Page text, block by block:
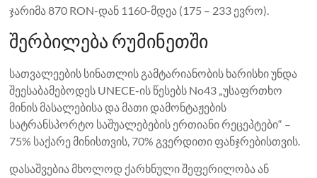
ჯარიმა 870 RON-დან 1160-მდეა (175 – 233 ევრო).
შერბილება რუმინეთში
სათვალეების სინათლის გამტარიანობის ხარისხი უნდა
შეესაბამებოდეს UNECE-ის წესებს No43 „უსაფრთხო
მინის მასალებისა და მათი დამონტაჟების
სატრანსპორტო საშუალებების ერთიანი რეცეპტები“ –
75% საქარე მინისთვის, 70% გვერდითი ფანჯრებისთვის.
დასაშვებია მხოლოდ ქარხნული შეფერილობა ან